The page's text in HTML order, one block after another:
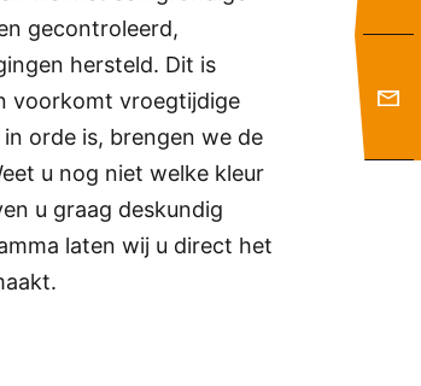
gecontroleerd,
hersteld. Dit is
voorkomt vroegtijdige
orde is, brengen we de
u nog niet welke kleur
u graag deskundig
laten wij u direct het